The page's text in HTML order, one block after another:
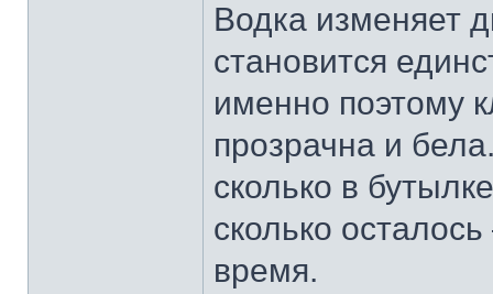
Водка изменяет
становится
именно поэтому
прозрачна и
сколько в
сколько
время.